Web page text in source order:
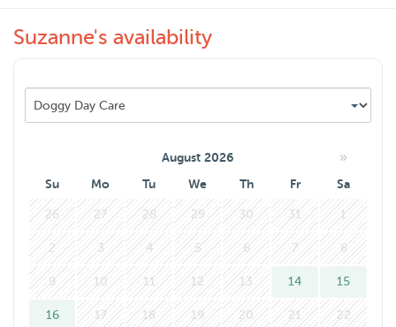
Suzanne's availability
August 2026 »
Su Mo Tu We Th Fr Sa
26 27 28 29 30 31 1
2 3 4 5 6 7 8
9 10 11 12 13 14 15
16 17 18 19 20 21 22